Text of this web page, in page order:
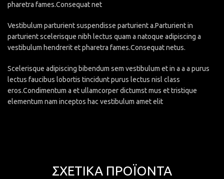
pharetra fames.Consequat net
Vestibulum parturient suspendisse parturient a.Parturient in
parturient scelerisque nibh lectus quam a natoque adipiscing a
vestibulum hendrerit et pharetra fames.Consequat netus.
Scelerisque adipiscing bibendum sem vestibulum et in a a a purus
lectus faucibus lobortis tincidunt purus lectus nisl class
eros.Condimentum a et ullamcorper dictumst mus et tristique
elementum nam inceptos hac vestibulum amet elit
ΣΧΕΤΙΚΆ ΠΡΟΪΌΝΤΑ